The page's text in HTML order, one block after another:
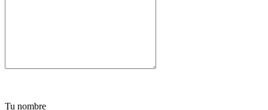
Tu nombre